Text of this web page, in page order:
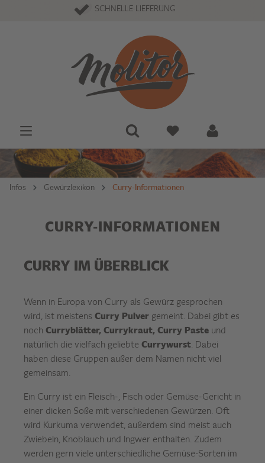
100% TOP-QUALITÄT
SCHNELLE LIEFERUNG
Infos Gewürzlexikon Curry-Informationen
CURRY-INFORMATIONEN
CURRY IM ÜBERBLICK
Wenn in Europa von Curry als Gewürz gesprochen
wird, ist meistens Curry Pulver gemeint. Dabei gibt es
noch Curryblätter, Currykraut, Curry Paste und
natürlich die vielfach geliebte Currywurst. Dabei
haben diese Gruppen außer dem Namen nicht viel
gemeinsam.
Ein Curry ist ein Fleisch-, Fisch oder Gemüse-Gericht in
einer dicken Soße mit verschiedenen Gewürzen. Oft
wird Kurkuma verwendet, außerdem sind meist auch
Zwiebeln, Knoblauch und Ingwer enthalten. Zudem
werden gern viele unterschiedliche Gemüse-Sorten im